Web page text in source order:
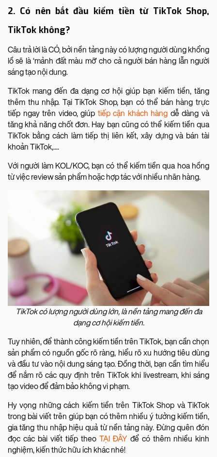
2. Có nên bắt đầu kiếm tiền từ TikTok Shop,
TikTok không?
Câu trả lời là CÓ, bởi nền tảng này có lượng người dùng khổng
lồ sẽ là ‘mảnh đất màu mỡ’ cho cả người bán hàng lẫn người
sáng tạo nội dung.
TikTok mang đến đa dạng cơ hội giúp bạn kiếm tiền, tăng
thêm thu nhập. Tại TikTok Shop, bạn có thể bán hàng trực
tiếp ngay trên video, giúp tiếp cận khách hàng dễ dàng và
tăng khả năng chốt đơn. Hay bạn cũng có thể kiếm tiền qua
TikTok bằng cách làm tiếp thị liên kết, xây dựng và bán tài
khoản TikTok,....
Với người làm KOL/KOC, bạn có thể kiếm tiền qua hoa hồng
từ việc review sản phẩm hoặc hợp tác với nhiều nhãn hàng.
TikTok có lượng người dùng lớn, là nền tảng mang đến đa
dạng cơ hội kiếm tiền.
Tuy nhiên, để thành công kiếm tiền trên TikTok, bạn cần chọn
sản phẩm có nguồn gốc rõ ràng, hiểu rõ xu hướng tiêu dùng
và đầu tư vào nội dung sáng tạo. Đồng thời, bạn cần tìm hiểu
để nắm rõ các quy định trên TikTok khi livestream, khi sáng
tạo video để đảm bảo không vi phạm.
Hy vọng những cách kiếm tiền trên TikTok Shop và TikTok
trong bài viết trên giúp bạn có thêm nhiều ý tưởng kiếm tiền,
gia tăng thu nhập hiệu quả từ nền tảng này. Đừng quên đón
đọc các bài viết tiếp theo TẠI ĐÂY để có thêm nhiều kinh
nghiệm, kiến thức hữu ích khác nhé!